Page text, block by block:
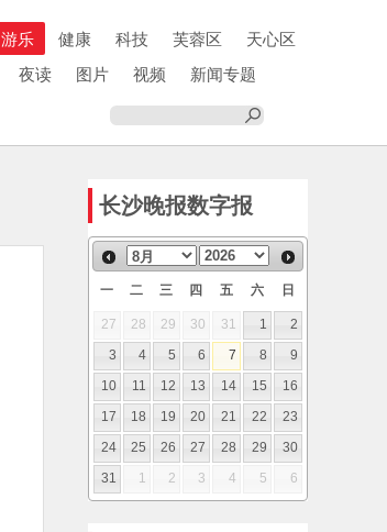
游乐 健康 科技 芙蓉区
天心区
夜读 图片 视频
新闻专题
长沙晚报数字报
一 二 三 四 五 六 日
27 28 29 30 31 1
2
3
4 5 6 7 8
9
10
11 12 13 14 15
16
17
18 19 20 21 22
23
24
25 26 27 28 29
30
31
1 2 3 4 5 6